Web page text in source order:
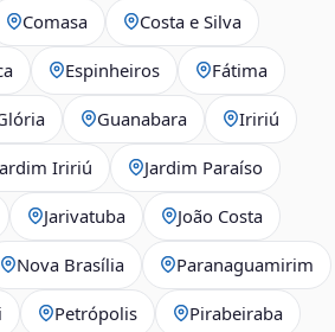
Comasa Costa e Silva
Espinheiros Fátima
Guanabara Iririú
Iririú Jardim Paraíso
Jarivatuba João Costa
Nova Brasília Paranaguamirim
Petrópolis Pirabeiraba